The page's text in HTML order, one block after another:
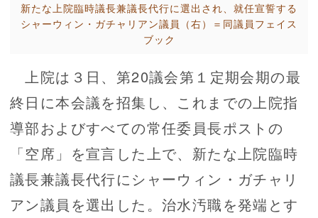
新たな上院臨時議長兼議長代行に選出され、就任宣誓する
シャーウィン・ガチャリアン議員（右）＝同議員フェイス
ブック
上院は３日、第20議会第１定期会期の最
終日に本会議を招集し、これまでの上院指
導部およびすべての常任委員長ポストの
「空席」を宣言した上で、新たな上院臨時
議長兼議長代行にシャーウィン・ガチャリ
アン議員を選出した。治水汚職を発端とす